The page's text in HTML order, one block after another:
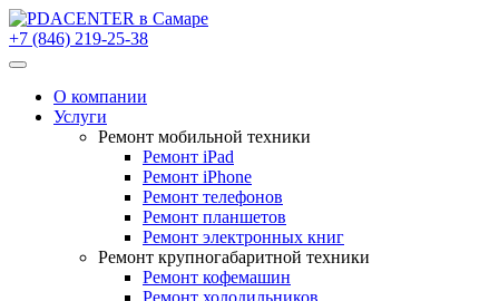
+7 (846) 219-25-38
О компании
Услуги
Ремонт мобильной техники
Ремонт iPad
Ремонт iPhone
Ремонт телефонов
Ремонт планшетов
Ремонт электронных книг
Ремонт крупногабаритной техники
Ремонт кофемашин
Ремонт холодильников